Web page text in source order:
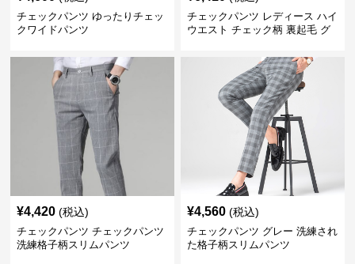
チェックパンツ ゆったりチェッ
クワイドパンツ
チェックパンツ レディース ハイ
ウエスト チェック柄 裏起毛 グ
¥4,420 (税込)
チェックパンツ チェックパンツ
洗練格子柄スリムパンツ
¥4,560 (税込)
チェックパンツ グレー 洗練され
た格子柄スリムパンツ